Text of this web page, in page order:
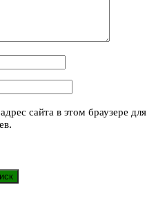
сайта в этом браузере для